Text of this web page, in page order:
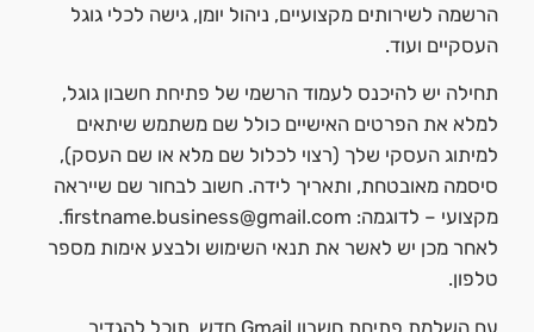
הרשמה לשירותים מקצועיים, ניהול יומן, גישה לכלי גוגל
העסקיים ועוד.
תחילה יש להיכנס לעמוד הרשמי של פתיחת חשבון גוגל,
למלא את הפרטים האישיים כולל שם משתמש שיתאים
למיתוג העסקי שלך (רצוי לכלול שם מלא או שם העסק),
סיסמה מאובטחת, ותאריך לידה. חשוב לבחור שם שייראה
מקצועי – לדוגמה: firstname.business@gmail.com
.
לאחר מכן יש לאשר את תנאי השימוש ולבצע אימות מספר
טלפון.
עם השלמת פתיחת חשבון Gmail חדש, תוכל להגדיר